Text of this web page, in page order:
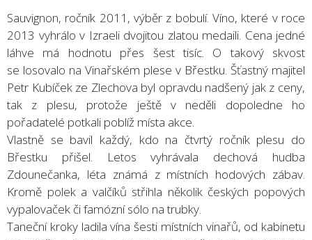
Sauvignon, ročník 2011, výběr z bobulí. Víno, které v roce
2013 vyhrálo v Izraeli dvojitou zlatou medaili. Cena jedné
láhve má hodnotu přes šest tisíc. O takový skvost
se losovalo na Vinařském plese v Břestku. Šťastný majitel
Petr Kubíček ze Zlechova byl opravdu nadšený jak z ceny,
tak z plesu, protože ještě v neděli dopoledne ho
pořadatelé potkali poblíž místa akce.
Vlastně se bavil každý, kdo na čtvrtý ročník plesu do
Břestku přišel. Letos vyhrávala dechová hudba
Zdounečanka, léta známá z místních hodových zábav.
Kromě polek a valčíků střihla několik českých popových
vypalovaček či famózní sólo na trubky.
Taneční kroky ladila vína šesti místních vinařů, od kabinetu